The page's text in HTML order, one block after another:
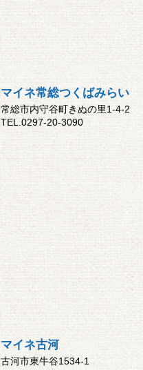
マイネ常総つくばみらい
常総市内守谷町きぬの里1-4-2
TEL.0297-20-3090
マイネ古河
古河市東牛谷1534-1